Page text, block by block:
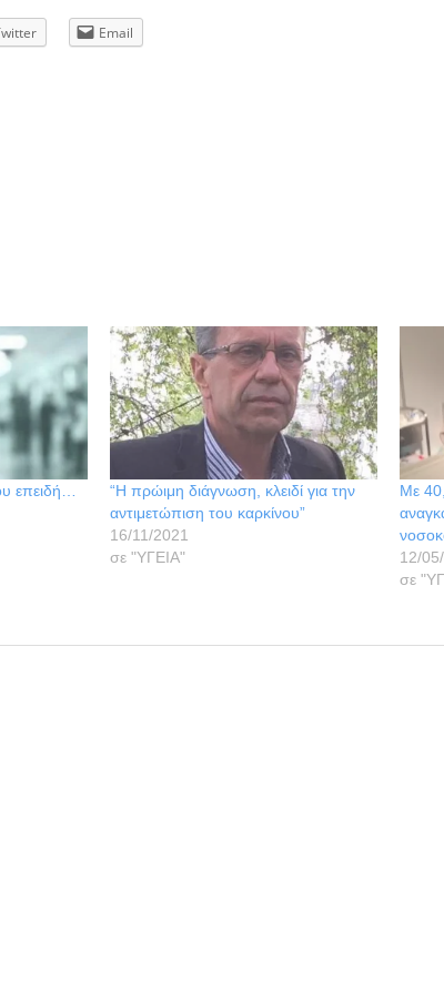
Email
επειδή…
“Η πρώιμη διάγνωση, κλειδί για την
αντιμετώπιση του καρκίνου”
16/11/2021
σε "ΥΓΕΙΑ"
Με
12/
σε